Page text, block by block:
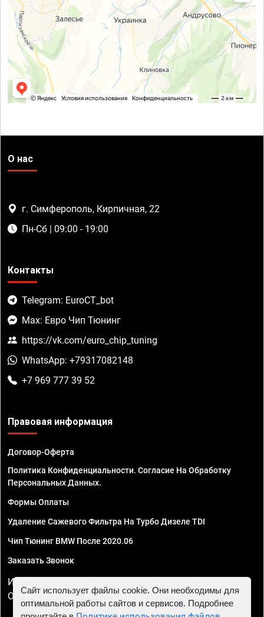
О нас
г. Симферополь, Кирпичная, 22
Пн-Сб | 09:00 - 19:00
Контакты
Telegram: EuroCT_bot
Max: Евро Чип Тюнинг
https://vk.com/euro_chip_tuning
WhatsApp: +79317082148
+7 969 777 39 52
Правовая информация
Договор-Оферта
Политика Конфиденциальности. Согласие На Обработку
Персональных Данных.
Формы Оплаты
Удаление Сажевого Фильтра На Турбо Дизеле TDI
Чип Тюнинг BMW После 2020.06
Заказать Звонок
ИП Смирнов Георгий Павлович. ИНН 781302555843,
ОГРНИП 324470400032610
Сайт использует файлы cookie. Они необходимы для
оптимальной работы сайтов и сервисов. Подробнее